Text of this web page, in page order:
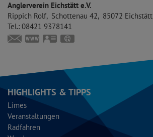
Anglerverein Eichstätt e.V.
Rippich Rolf Schottenau 42 85072 Eichstätt
Tel.: 08421 9378141
info@anglerverein-eichstaett.de
www.anglerverein-eichstaett.de
vCard
HIGHLIGHTS & TIPPS
Limes
Veranstaltungen
Radfahren